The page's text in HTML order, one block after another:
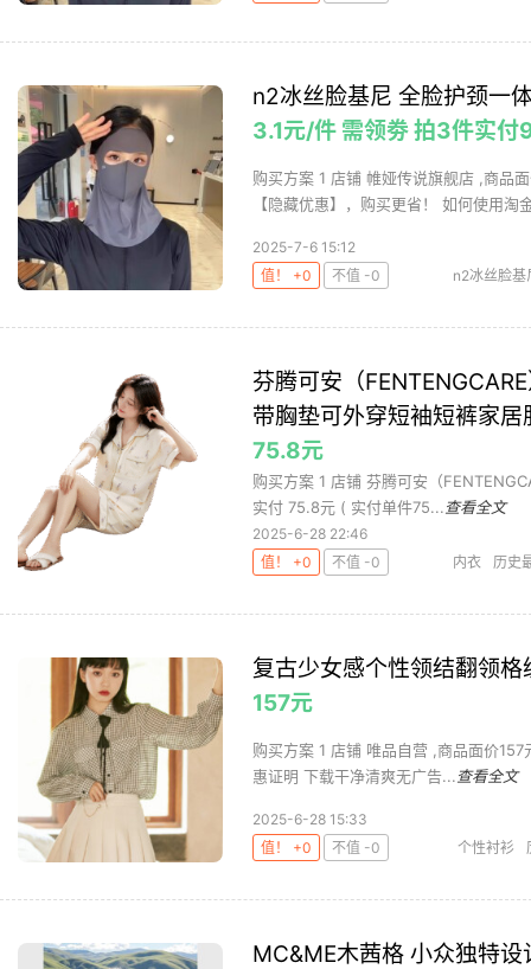
n2冰丝脸基尼 全脸护颈一
3.1元/件 需领劵 拍3件实
购买方案 1 店铺 帷娅传说旗舰店 ,商品
【隐藏优惠】，购买更省！ 如何使用淘
2025-7-6 15:12
值！ +0
不值 -0 n2冰丝脸基
芬腾可安（
带胸垫可外穿短袖短裤家居
75.8元
购买方案 1 店铺 芬腾可安（
实付 75.8元 ( 实付单件75... 查看全文
2025-6-28 22:46
值！ +0
不值 -0 内衣
历史
复古少女感个性领结翻领格
157元
购买方案 1 店铺 唯品自营 ,商品面价
惠证明 下载干净清爽无广告... 查看全文
2025-6-28 15:33
值！ +0
不值 -0 个性衬衫
MC&ME木茜格 小众独特